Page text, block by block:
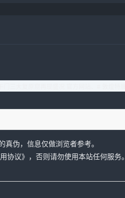
伪，信息仅做浏览者参考。
协议》 ，否则请勿使用本站任何服务。